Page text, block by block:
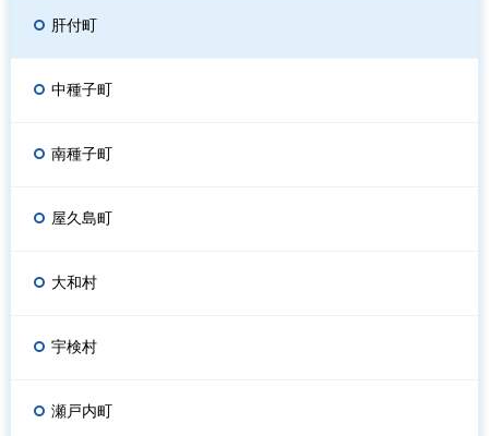
肝付町
中種子町
南種子町
屋久島町
大和村
宇検村
瀬戸内町